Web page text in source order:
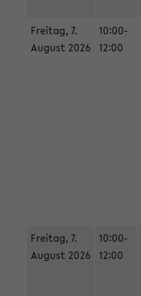
Freitag, 7.
August 2026
10:00-
12:00
Freitag, 7.
August 2026
10:00-
12:00